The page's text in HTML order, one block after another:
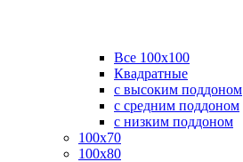
Все 100х100
Квадратные
с высоким поддоном
с средним поддоном
с низким поддоном
100х70
100х80